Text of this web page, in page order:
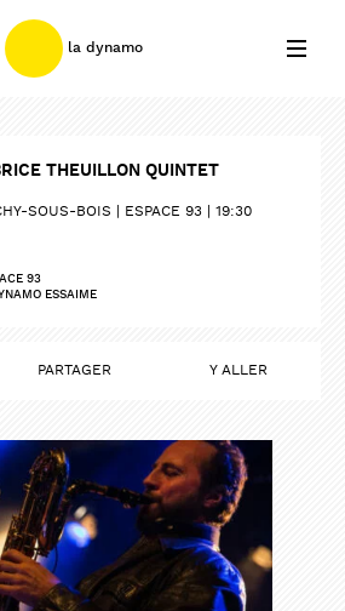
la dynamo
THEUILLON QUINTET
SOUS-BOIS ESPACE 93
19:30
93
ESSAIME
PARTAGER Y ALLER